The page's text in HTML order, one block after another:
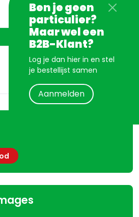
Ben je geen
particulier?
Maar wel een
B2B-Klant?
Log je dan hier in en stel
je bestellijst samen
Aanmelden